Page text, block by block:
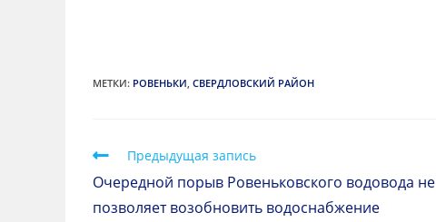
МЕТКИ: РОВЕНЬКИ, СВЕРДЛОВСКИЙ РАЙОН
Предыдущая запись
Очередной порыв Ровеньковского водовода не
позволяет возобновить водоснабжение